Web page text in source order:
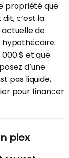
propriété que
c’est la
de
$ et que
d’une
pas liquide,
pour financer
plex